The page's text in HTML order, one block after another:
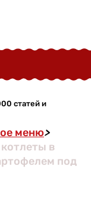
статей и
меню>
в
под